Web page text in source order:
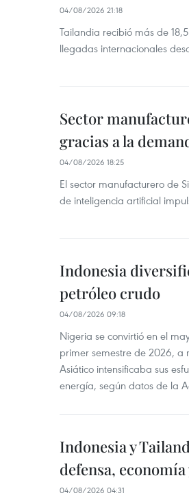
04/08/2026 21:18
Tailandia recibió más de
llegadas internacionales
Sector
gracias a la
04/08/2026 18:25
El sector manufacturero de
de inteligencia artificial
Indonesia
petróleo crudo
04/08/2026 09:18
Nigeria se convirtió en el
primer semestre de 2026,
Asiático intensificaba sus
energía, según datos de la
Indonesia y
defensa,
04/08/2026 04:31